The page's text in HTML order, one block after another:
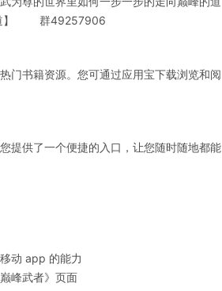
传道】 群49257906
门书籍资源。您可通过应用宝下载浏览和阅
提供了一个便捷的入口，让您随时随地都能
动 app 的能力
峰武者》页面